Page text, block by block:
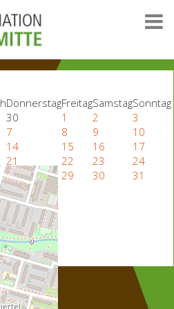
DonnerstagFreitagSamstagSonntag
30 1 2
3
7 8 9
10
14 15 16
17
21 22 23
24
28 29 30
31